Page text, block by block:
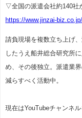
▽全国の派遣会社約140社
https://www.jinzai-
請負現場を複数立ち上げ
したうえ船井総合研究所
め、その後独立。派遣業
減らすべく活動中。
現在はYouTubeチャンネ